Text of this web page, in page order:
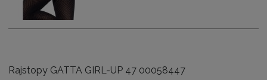
Rajstopy GATTA GIRL-UP 47 00058447